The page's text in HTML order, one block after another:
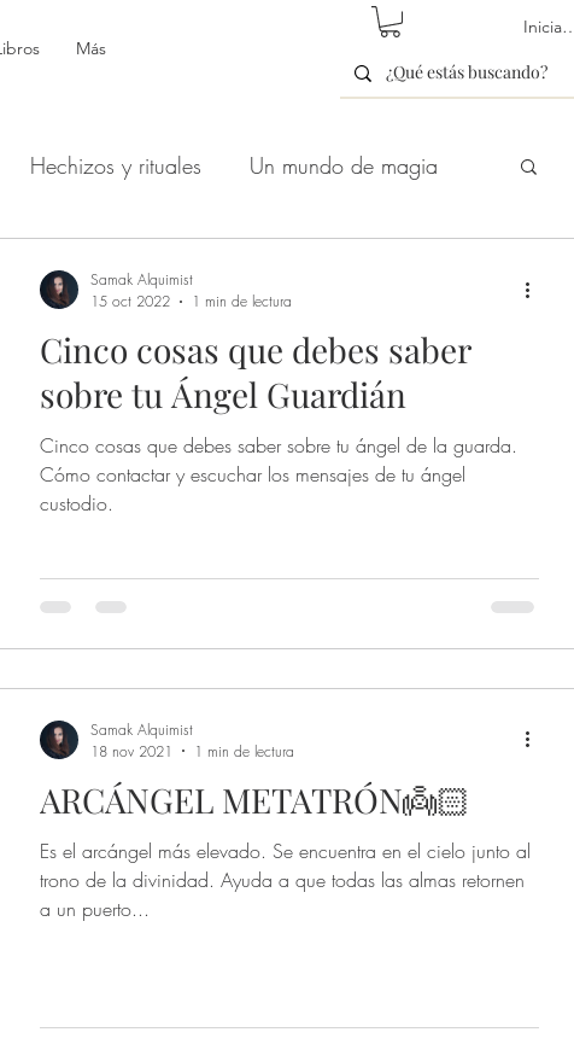
Más
Iniciar
Hechizos y rituales Un mundo de magia
Defensa - Protección - Espíritus
Tarot y Oráculos Hechizos de Amor
Alquimia
Cinco cosas que debes saber
sobre tu Ángel Guardián
Cinco cosas que debes saber sobre tu ángel de la guarda.
Cómo contactar y escuchar los mensajes de tu ángel
custodio.
Samak Alquimist
15 oct 2022
1 min de lectura
ARCÁNGEL METATRÓN👼🏻
Es el arcángel más elevado. Se encuentra en el cielo junto al
trono de la divinidad. Ayuda a que todas las almas retornen
a un puerto...
Samak Alquimist
18 nov 2021
1 min de lectura